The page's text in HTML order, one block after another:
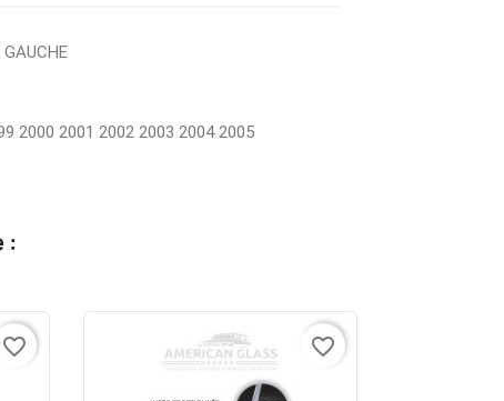
2000 2001 2002 2003 2004 2005
:
favorite_border favorite_border